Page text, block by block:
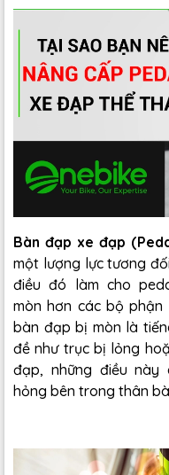
Bàn đạp xe đạp
một lượng lực tương
điều đó làm cho
mòn hơn các bộ
bàn đạp bị mòn là
đề như trục bị lỏng
đạp, những điều
hỏng bên trong thân